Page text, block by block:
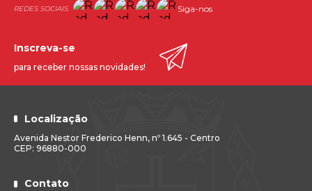
Siga-nos
Localização
Avenida Nestor Frederico Henn, nº 1.645 - Centro
CEP: 96880-000
Contato
Inscreva-se
para receber nossas novidades!